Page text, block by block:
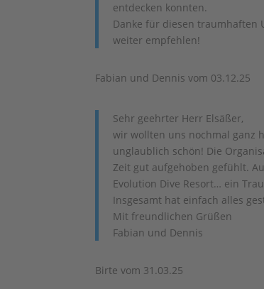
entdecken konnten.
Danke für diesen traumhaften
weiter empfehlen!
Fabian und Dennis vom 03.12.25
Sehr geehrter Herr Elsäßer,
wir wollten uns nochmal ganz
unglaublich schön! Die
Zeit gut aufgehoben gefühlt.
Evolution Dive Resort… ein
Insgesamt hat einfach alles
Mit freundlichen Grüßen
Fabian und Dennis
Birte vom 31.03.25